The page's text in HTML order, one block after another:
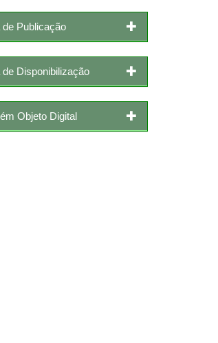
de Publicação
de Disponibilização
Objeto Digital